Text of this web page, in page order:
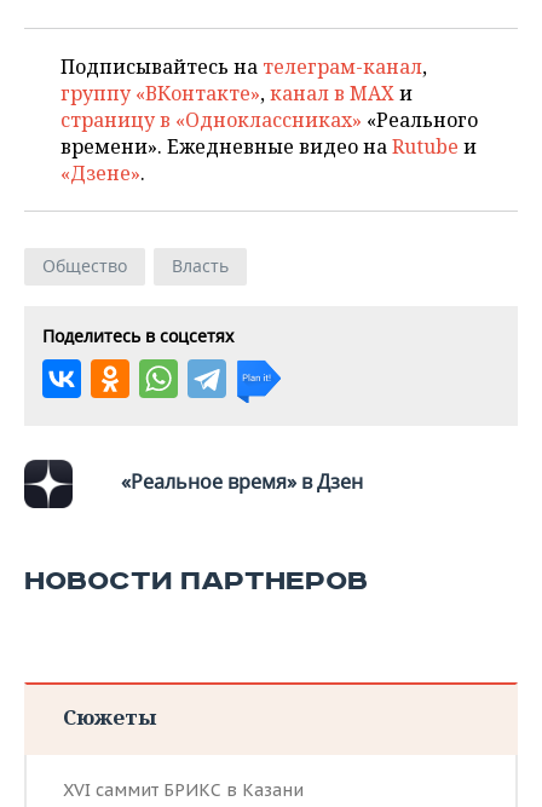
Подписывайтесь на телеграм-канал,
группу «ВКонтакте»,канал в MAXи
страницу в «Одноклассниках» «Реального
времени». Ежедневные видео наRutube и
«Дзене».
Общество Власть
Поделитесь в соцсетях
«Реальное время» в Дзен
НОВОСТИ ПАРТНЕРОВ
Сюжеты
XVI саммит БРИКС в Казани